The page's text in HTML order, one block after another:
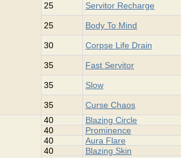
25
Servitor Recharge
25
Body To Mind
30
Corpse Life Drain
35
Fast Servitor
35
Slow
35
Curse Chaos
40 Blazing Circle
40
Prominence
40
Aura Flare
40
Blazing Skin